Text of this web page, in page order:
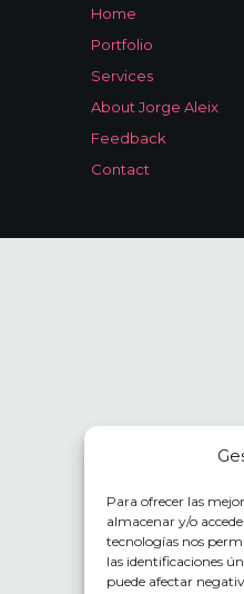
Para ofrecer las
almacenar y/o
tecnologías nos
las identificaciones
puede afectar
Home
Portfolio
Services
About Jorge Aleix
Feedback
Contact